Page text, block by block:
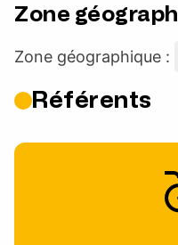
Zone
Zone géographique :
Référents